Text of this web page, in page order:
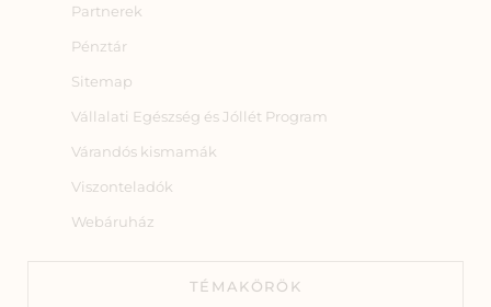
Partnerek
Pénztár
Sitemap
Vállalati Egészség és Jóllét Program
Várandós kismamák
Viszonteladók
Webáruház
TÉMAKÖRÖK